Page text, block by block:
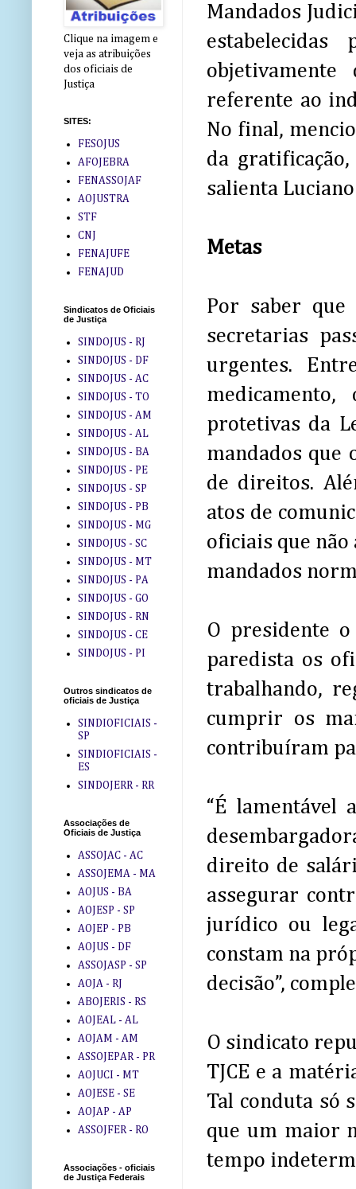
Mandados
referente ao
No final,
da
salienta
Metas
Por saber
secretarias
urgentes.
protetivas da
mandados que
de direitos.
atos de
oficiais que
mandados
O presidente
paredista os
trabalhando,
cumprir os
contribuíram
“É lamentável
direito de
assegurar
jurídico ou
constam na
decisão”,
O sindicato
TJCE e a
Tal conduta só
que um maior
tempo
Clique na imagem e
veja as atribuições
dos oficiais de
Justiça
SITES:
FESOJUS
AFOJEBRA
FENASSOJAF
AOJUSTRA
STF
CNJ
FENAJUFE
FENAJUD
Sindicatos de Oficiais
de Justiça
SINDOJUS - RJ
SINDOJUS - DF
SINDOJUS - AC
SINDOJUS - TO
SINDOJUS - AM
SINDOJUS - AL
SINDOJUS - BA
SINDOJUS - PE
SINDOJUS - SP
SINDOJUS - PB
SINDOJUS - MG
SINDOJUS - SC
SINDOJUS - MT
SINDOJUS - PA
SINDOJUS - GO
SINDOJUS - RN
SINDOJUS - CE
SINDOJUS - PI
Outros sindicatos de
oficiais de Justiça
SINDIOFICIAIS -
SP
SINDIOFICIAIS -
ES
SINDOJERR - RR
Associações de
Oficiais de Justiça
ASSOJAC - AC
ASSOJEMA - MA
AOJUS - BA
AOJESP - SP
AOJEP - PB
AOJUS - DF
ASSOJASP - SP
AOJA - RJ
ABOJERIS - RS
AOJEAL - AL
AOJAM - AM
ASSOJEPAR - PR
AOJUCI - MT
AOJESE - SE
AOJAP - AP
ASSOJFER - RO
Associações - oficiais
de Justiça Federais